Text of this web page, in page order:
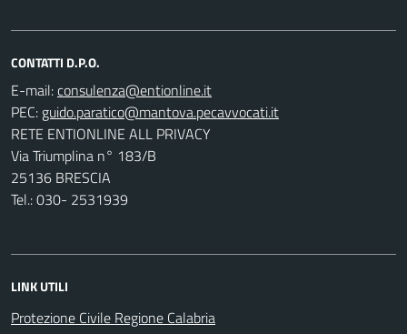
CONTATTI D.P.O.
E-mail:
PEC:
RETE ENTIONLINE ALL PRIVACY
Via Triumplina n° 183/B
25136 BRESCIA
Tel.: 030- 2531939
LINK UTILI
Protezione Civile Regione Calabria